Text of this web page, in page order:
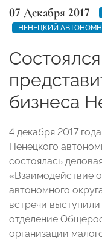
07 Декабря 2017
НЕНЕЦКИЙ
бизнеса
4 декабря 2017
Ненецкого
состоялась
«Взаимодействие
автономного
встречи
отделение
организации